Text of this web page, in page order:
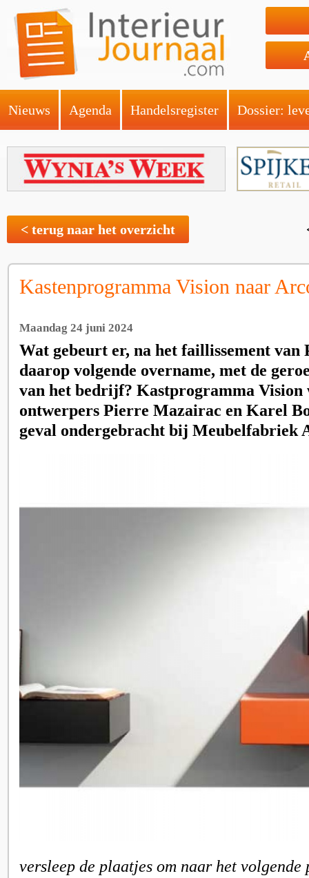
Nieuws Agenda Handelsregister Dossier:
< terug naar het overzicht
Kastenprogramma Vision naar
Maandag 24 juni 2024
Wat gebeurt er, na het faillissement van
daarop volgende overname, met de
van het bedrijf? Kastprogramma Vision
ontwerpers Pierre Mazairac en Karel
geval ondergebracht bij Meubelfabriek
versleep de plaatjes om naar het